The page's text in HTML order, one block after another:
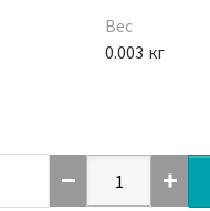
Вес
0.003 кг